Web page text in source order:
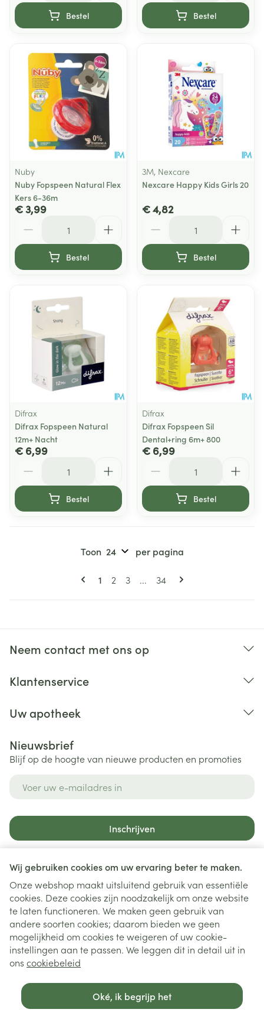
Wij gebruiken cookies om uw ervaring beter te maken.
Onze webshop maakt uitsluitend gebruik van essentiële
cookies. Deze cookies zijn noodzakelijk om onze website
te laten functioneren. We maken geen gebruik van
andere soorten cookies; daarom bieden we geen
mogelijkheid om cookies te weigeren of uw cookie-
instellingen aan te passen. We leggen dit in detail uit in
ons cookiebeleid
Oké, ik begrijp het
Bestel Bestel
Nuby
Nuby Fopspeen Natural Flex
Kers 6-36m
€ 3,99
Bestel
3M, Nexcare
Nexcare Happy Kids Girls 20
€ 4,82
Bestel
Difrax
Difrax Fopspeen Natural
12m+ Nacht
€ 6,99
Bestel
Difrax
Difrax Fopspeen Sil
Dental+ring 6m+ 800
€ 6,99
Bestel
Pagina's
U lees momenteel pagina
1 Pagina
2 Pagina
3 ... Pagina
34
Toon per pagina
Neem contact met ons op
Klantenservice
Uw apotheek
Nieuwsbrief
Blijf op de hoogte van nieuwe producten en promoties
Inschrijven
nieuwsbrief en gaat u akkoord met onzeprivacy policy.
Juridische links